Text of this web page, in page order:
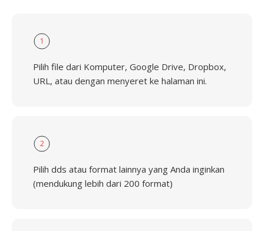
1
Pilih file dari Komputer, Google Drive, Dropbox,
URL, atau dengan menyeret ke halaman ini.
2
Pilih dds atau format lainnya yang Anda inginkan
(mendukung lebih dari 200 format)